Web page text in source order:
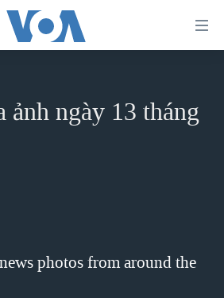
ảnh ngày 13 tháng
photos from around the